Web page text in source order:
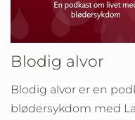
Blodig alvor
Blodig alvor er en
blødersykdom med